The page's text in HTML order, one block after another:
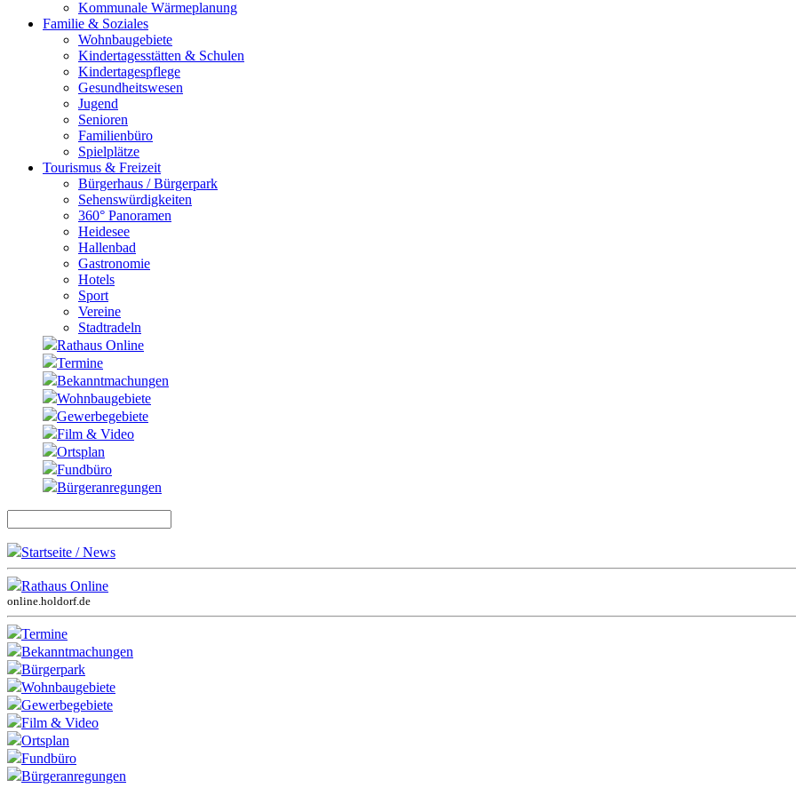
Kommunale Wärmeplanung
Familie & Soziales
Wohnbaugebiete
Kindertagesstätten & Schulen
Kindertagespflege
Gesundheitswesen
Jugend
Senioren
Familienbüro
Spielplätze
Tourismus & Freizeit
Bürgerhaus / Bürgerpark
Sehenswürdigkeiten
360° Panoramen
Heidesee
Hallenbad
Gastronomie
Hotels
Sport
Vereine
Stadtradeln
Rathaus Online
Termine
Bekanntmachungen
Wohnbaugebiete
Gewerbegebiete
Film & Video
Ortsplan
Fundbüro
Bürgeranregungen
Startseite / News
Rathaus Online
online.holdorf.de
Termine
Bekanntmachungen
Bürgerpark
Wohnbaugebiete
Gewerbegebiete
Film & Video
Ortsplan
Fundbüro
Bürgeranregungen